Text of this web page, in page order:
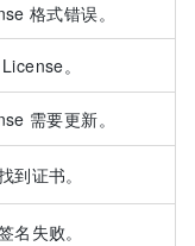
格式错误。
License。
需要更新。
到证书。
名失败。